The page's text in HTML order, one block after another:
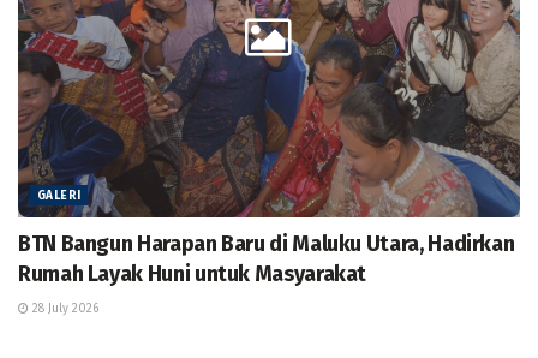
GALERI
BTN Bangun Harapan Baru di Maluku Utara, Hadirkan
Rumah Layak Huni untuk Masyarakat
28 July 2026